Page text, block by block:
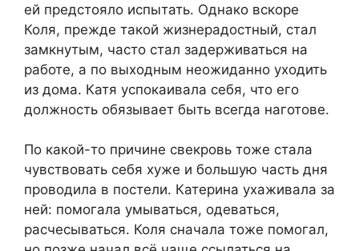
ей предстояло испытать. Однако вскоре
Коля, прежде такой жизнерадостный, стал
замкнутым, часто стал задерживаться на
работе, а по выходным неожиданно уходить
из дома. Катя успокаивала себя, что его
должность обязывает быть всегда наготове.
По какой-то причине свекровь тоже стала
чувствовать себя хуже и большую часть дня
проводила в постели. Катерина ухаживала за
ней: помогала умываться, одеваться,
расчесываться. Коля сначала тоже помогал,